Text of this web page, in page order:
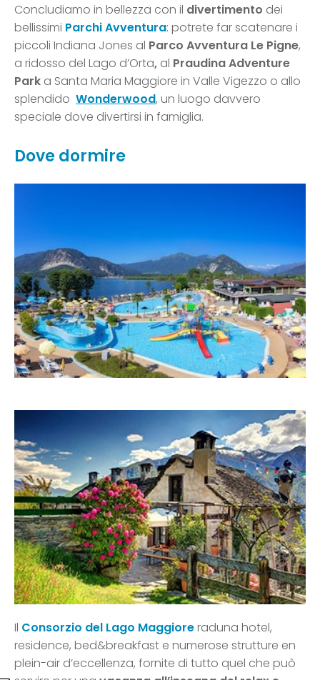
Concludiamo in bellezza con il divertimento dei
bellissimi Parchi Avventura: potrete far scatenare i
piccoli Indiana Jones al Parco Avventura Le Pigne,
a ridosso del Lago d’Orta, al Praudina Adventure
Park a Santa Maria Maggiore in Valle Vigezzo o allo
splendido Wonderwood, un luogo davvero
speciale dove divertirsi in famiglia.
Dove dormire
Il Consorzio del Lago Maggioreraduna hotel,
residence, bed&breakfast e numerose strutture en
plein-air d’eccellenza, fornite di tutto quel che può